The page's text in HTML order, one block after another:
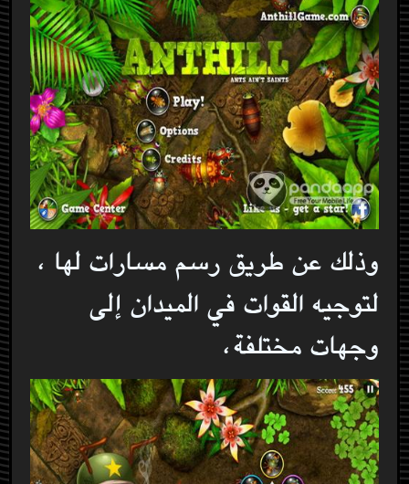
وذلك عن طريق رسم مسارات لها ،
لتوجيه القوات في الميدان إلى
وجهات مختلفة،